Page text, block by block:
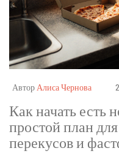
АвторАлиса Чернова
Как начать есть
простой план
перекусов и